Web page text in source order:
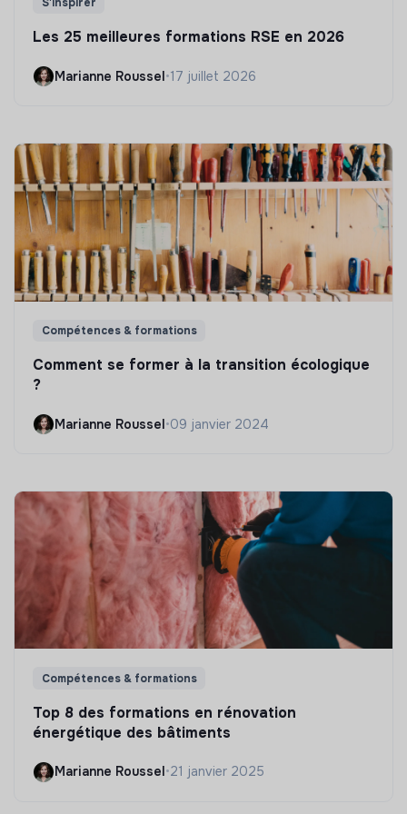
S'inspirer
Les 25 meilleures formations RSE en 2026
Marianne Roussel•17 juillet 2026
Compétences & formations
Comment se former à la transition écologique
?
Marianne Roussel•09 janvier 2024
Compétences & formations
Top 8 des formations en rénovation
énergétique des bâtiments
Marianne Roussel•21 janvier 2025